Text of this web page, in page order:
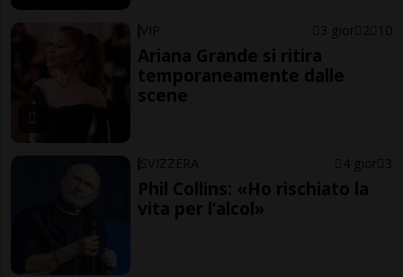
VIP 3 gior 2 10
Ariana Grande si ritira
temporaneamente dalle
scene
SVIZZERA 4 gior 3
Phil Collins: «Ho rischiato la
vita per l’alcol»